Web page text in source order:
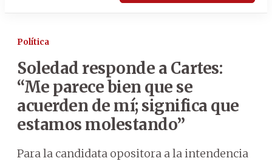
Política
Soledad responde a Cartes:
“Me parece bien que se
acuerden de mí; significa que
estamos molestando”
Para la candidata opositora a la intendencia